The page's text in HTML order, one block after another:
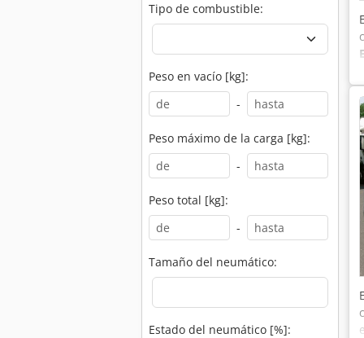
Tipo de combustible:
Peso en vacío [kg]:
-
Peso máximo de la carga [kg]:
-
Peso total [kg]:
-
Tamaño del neumático:
Estado del neumático [%]: